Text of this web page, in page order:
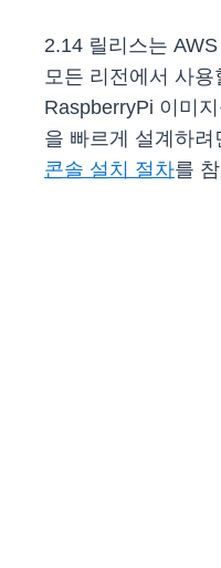
2.14 릴리스는
모든 리전에서 사
RaspberryPi 이미
을 빠르게 설계하
콘솔 설치 절차를